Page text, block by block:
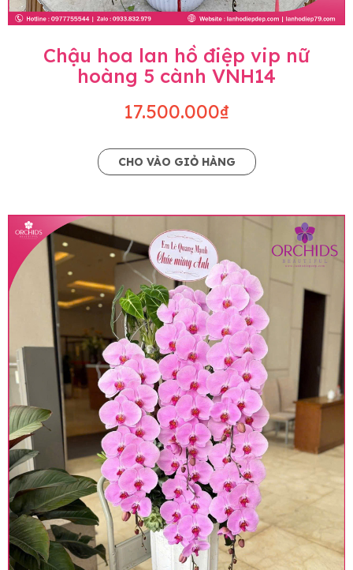
Chậu hoa lan hồ điệp vip nữ
hoàng 5 cành VNH14
17.500.000₫
CHO VÀO GIỎ HÀNG